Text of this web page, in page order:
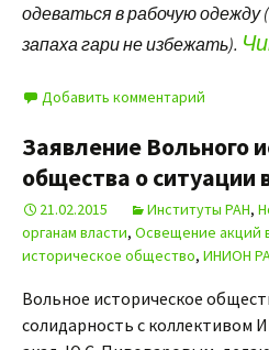
одеваться в рабочую одежду
запаха гари не избежать).
Добавить комментарий
Заявление Вольного
общества о
21.02.2015 Институты РАН,
органам власти, Освещение акций
историческое общество, ИНИОН
Вольное историческое
солидарность с коллективом